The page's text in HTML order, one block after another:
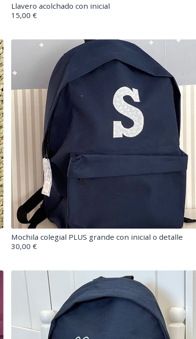
Llavero acolchado con inicial
15,00 €
Mochila colegial PLUS grande con inicial o detalle
30,00 €